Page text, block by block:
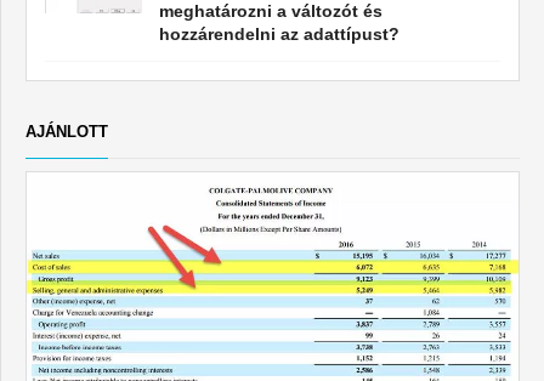
meghatározni a változót és
hozzárendelni az adattípust?
AJÁNLOTT